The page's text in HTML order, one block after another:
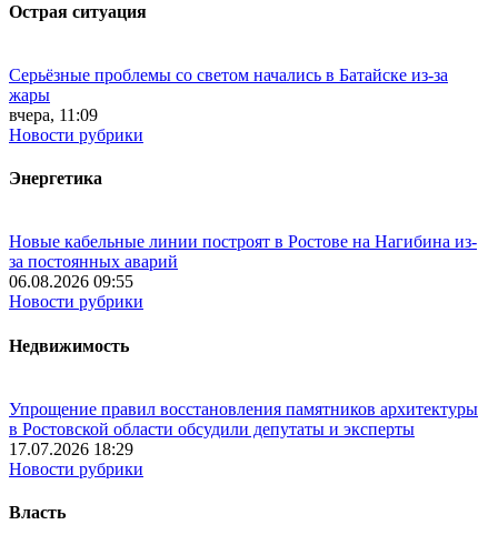
Острая ситуация
Серьёзные проблемы со светом начались в Батайске из-за
жары
вчера, 11:09
Новости рубрики
Энергетика
Новые кабельные линии построят в Ростове на Нагибина из-
за постоянных аварий
06.08.2026 09:55
Новости рубрики
Недвижимость
Упрощение правил восстановления памятников архитектуры
в Ростовской области обсудили депутаты и эксперты
17.07.2026 18:29
Новости рубрики
Власть